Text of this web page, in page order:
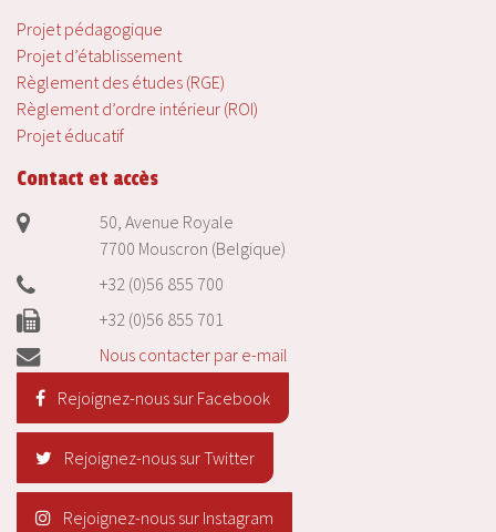
Projet pédagogique
Projet d’établissement
Règlement des études (RGE)
Règlement d’ordre intérieur (ROI)
Projet éducatif
Contact et accès
50, Avenue Royale
7700 Mouscron (Belgique)
+32 (0)56 855 700
+32 (0)56 855 701
Nous contacter par e-mail
Rejoignez-nous sur Facebook
Rejoignez-nous sur Twitter
Rejoignez-nous sur Instagram